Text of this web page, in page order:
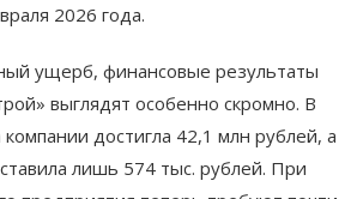
2026 года.
ущерб, финансовые результаты
выглядят особенно скромно. В
достигла 42,1 млн рублей, а
лишь 574 тыс. рублей. При